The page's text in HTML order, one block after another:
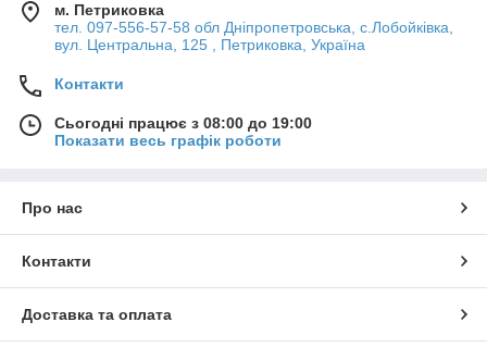
м. Петриковка
тел. 097-556-57-58 обл Дніпропетровська, с.Лобойківка,
вул. Центральна, 125 , Петриковка, Україна
Контакти
Сьогодні працює з 08:00 до 19:00
Показати весь графік роботи
Про нас
Контакти
Доставка та оплата